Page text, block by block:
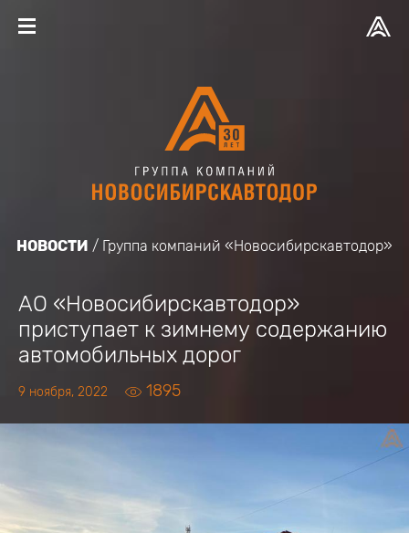
НОВОСТИ Группа компаний «Новосибирскавтодор»
АО «Новосибирскавтодор»
приступает к зимнему содержанию
автомобильных дорог
9 ноября, 2022 1895